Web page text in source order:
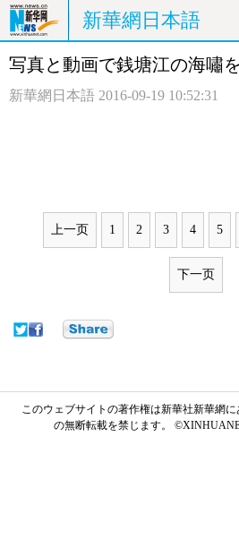
新華網日本語
ホームページ 政治
写真と動画で銭塘江の海嘯
新華網日本語 2016-09-19 10:52:31
上一页 1 2 3 4 5
下一页
このウェブサイトの著作権は新華社新華網
の無断転載を禁じます。